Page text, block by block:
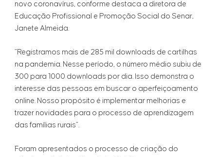
novo coronavírus, conforme destaca a diretora de
Educação Profissional e Promoção Social do Senar,
Janete Almeida.
“Registramos mais de 285 mil downloads de cartilhas
na pandemia. Nesse período, o número médio subiu de
300 para 1000 downloads por dia. Isso demonstra o
interesse das pessoas em buscar o aperfeiçoamento
online. Nosso propósito é implementar melhorias e
trazer novidades para o processo de aprendizagem
das famílias rurais”.
Foram apresentados o processo de criação do